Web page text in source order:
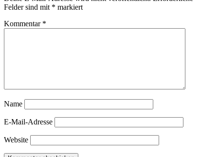
Felder sind mit * markiert
Kommentar *
Name
E-Mail-Adresse
Website